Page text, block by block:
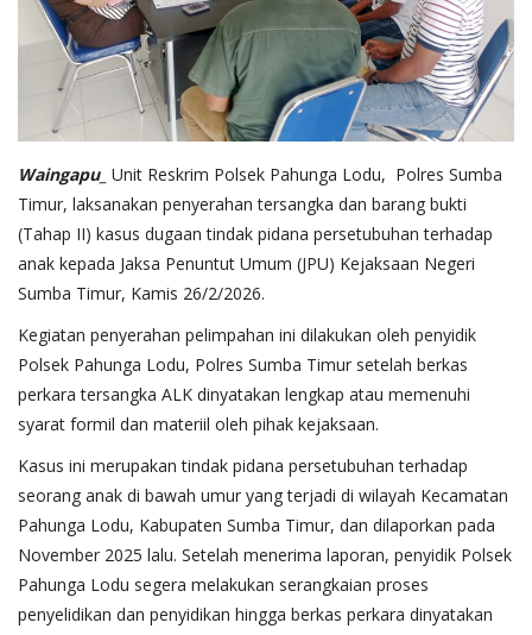
Waingapu_ Unit Reskrim Polsek Pahunga Lodu, Polres Sumba
Timur, laksanakan penyerahan tersangka dan barang bukti
(Tahap II) kasus dugaan tindak pidana persetubuhan terhadap
anak kepada Jaksa Penuntut Umum (JPU) Kejaksaan Negeri
Sumba Timur, Kamis 26/2/2026.
Kegiatan penyerahan pelimpahan ini dilakukan oleh penyidik
Polsek Pahunga Lodu, Polres Sumba Timur setelah berkas
perkara tersangka ALK dinyatakan lengkap atau memenuhi
syarat formil dan materiil oleh pihak kejaksaan.
Kasus ini merupakan tindak pidana persetubuhan terhadap
seorang anak di bawah umur yang terjadi di wilayah Kecamatan
Pahunga Lodu, Kabupaten Sumba Timur, dan dilaporkan pada
November 2025 lalu. Setelah menerima laporan, penyidik Polsek
Pahunga Lodu segera melakukan serangkaian proses
penyelidikan dan penyidikan hingga berkas perkara dinyatakan